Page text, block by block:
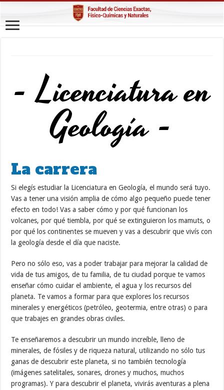
- Licenciatura en
Geología -
La carrera
Si elegís estudiar la Licenciatura en Geología, el mundo será tuyo.
Vas a tener una visión amplia de cómo algo pequeño puede tener
efecto en todo! Vas a saber cómo y por qué funcionan los
volcanes, por qué tiembla, por qué se extinguieron los mamuts, o
por qué los continentes se mueven y vas a descubrir que vivís con
la geología desde el día que naciste.
Pero no sólo eso, vas a poder trabajar para mejorar la calidad de
vida de tus amigos, de tu familia, de tu ciudad porque te vamos
enseñar cómo cuidar el ambiente, el agua y los recursos del
planeta. Te vamos a formar para que explores los recursos
minerales y energéticos (petróleo, geotermia, entre otras) o para
que trabajes en grandes obras civiles.
Te enseñaremos a descubrir un mundo increíble, lleno de
minerales, de fósiles y de riqueza natural, utilizando no sólo tus
ganas de descubrir este planeta, si no también tecnología
(imágenes satelitales, sonares, drones y muchos, muchos
programas). Y para descubrir el planeta, vivirás aventuras a plena